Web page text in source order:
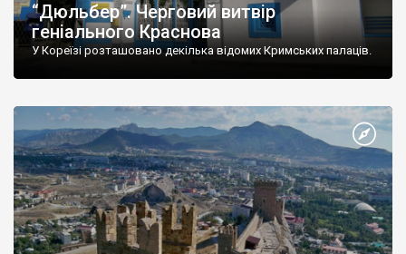
“Дюльбер”. Черговий витвір
геніального Краснова
У Кореїзі розташовано декілька відомих Кримських палаців.